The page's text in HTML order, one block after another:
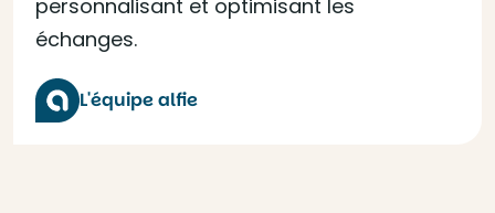
personnalisant et optimisant les
échanges.
L'équipe alfie